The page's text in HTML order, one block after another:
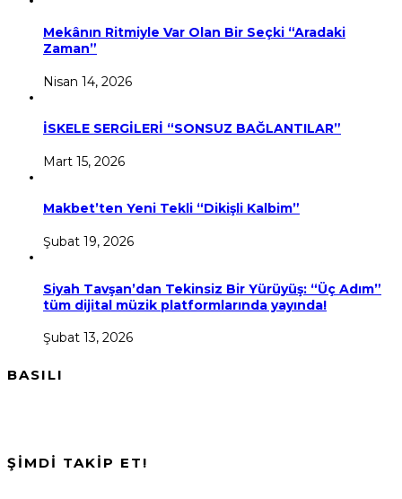
Mekânın Ritmiyle Var Olan Bir Seçki “Aradaki
Zaman”
Nisan 14, 2026
İSKELE SERGİLERİ “SONSUZ BAĞLANTILAR”
Mart 15, 2026
Makbet’ten Yeni Tekli “Dikişli Kalbim”
Şubat 19, 2026
Siyah Tavşan’dan Tekinsiz Bir Yürüyüş: “Üç Adım”
tüm dijital müzik platformlarında yayında!
Şubat 13, 2026
BASILI
ŞİMDİ TAKİP ET!